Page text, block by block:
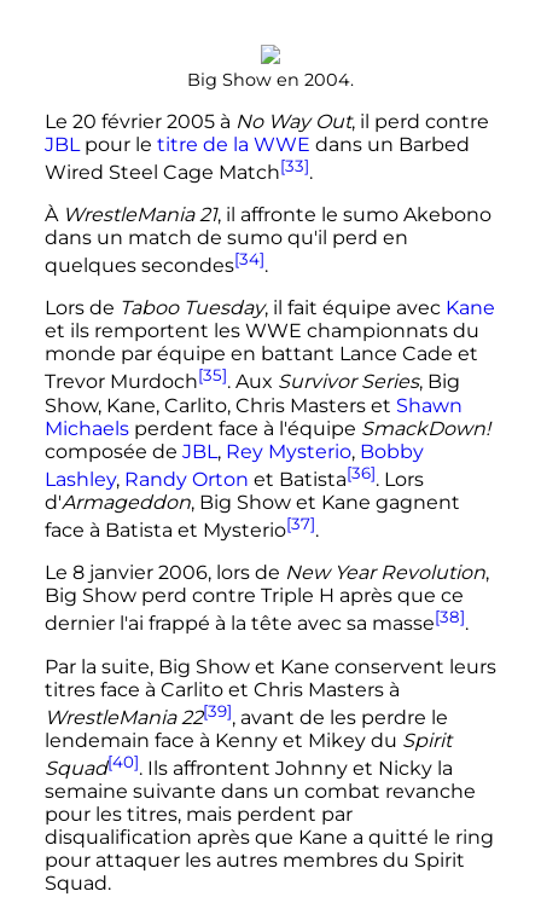
Big Show en 2004.
Le 20 février 2005à No Way Out, il perd contre
JBL pour le titre de la WWE dans un Barbed
Wired Steel Cage Match[33].
À WrestleMania 21, il affronte le sumo Akebono
dans un match de sumo qu'il perd en
quelques secondes[34].
Lors de Taboo Tuesday, il fait équipe avec Kane
et ils remportent les WWE championnats du
monde par équipe en battant Lance Cade et
Trevor Murdoch[35]. Aux Survivor Series, Big
Show, Kane, Carlito, Chris Masters et Shawn
Michaelsperdent face à l'équipe SmackDown!
composée de JBL , Rey Mysterio, Bobby
Lashley, Randy Orton et Batista[36]. Lors
d'Armageddon, Big Show et Kane gagnent
face à Batista et Mysterio[37].
Le 8 janvier 2006, lors de New Year Revolution,
Big Show perd contre Triple H après que ce
dernier l'ai frappé à la tête avec sa masse[38].
Par la suite, Big Show et Kane conservent leurs
titres face à Carlito et Chris Masters à
WrestleMania 22[39], avant de les perdre le
lendemain face à Kenny et Mikey du Spirit
Squad[40]. Ils affrontent Johnny et Nicky la
semaine suivante dans un combat revanche
pour les titres, mais perdent par
disqualification après que Kane a quitté le ring
pour attaquer les autres membres du Spirit
Squad.